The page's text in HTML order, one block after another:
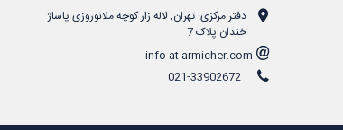
دفتر مرکزی: تهران, لاله زار کوچه ملانوروزی پاساژ
خندان پلاک 7